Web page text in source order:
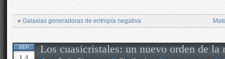
« Galaxias generadoras de entropía negativa
SEP Los cuasicristales: un nuevo orden de la